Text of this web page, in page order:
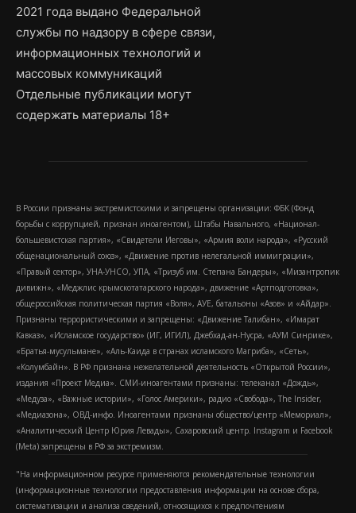
2021 года выдано Федеральной
службы по надзору в сфере связи,
информационных технологий и
массовых коммуникаций
Отдельные публикации могут
содержать материалы 18+
В России признаны экстремистскими и запрещены организации: ФБК (Фонд
борьбы с коррупцией, признан иноагентом), Штабы Навального, «Национал-
большевистская партия», «Свидетели Иеговы», «Армия воли народа», «Русский
общенациональный союз», «Движение против нелегальной иммиграции»,
«Правый сектор», УНА-УНСО, УПА, «Тризуб им. Степана Бандеры», «Мизантропик
дивижн», «Меджлис крымскотатарского народа», движение «Артподготовка»,
общероссийская политическая партия «Воля», АУЕ, батальоны «Азов» и «Айдар».
Признаны террористическими и запрещены: «Движение Талибан», «Имарат
Кавказ», «Исламское государство» (ИГ, ИГИЛ), Джебхад-ан-Нусра, «АУМ Синрике»,
«Братья-мусульмане», «Аль-Каида в странах исламского Магриба», «Сеть»,
«Колумбайн». В РФ признана нежелательной деятельность «Открытой России»,
издания «Проект Медиа». СМИ-иноагентами признаны: телеканал «Дождь»,
«Медуза», «Важные истории», «Голос Америки», радио «Свобода», The Insider,
«Медиазона», ОВД-инфо. Иноагентами признаны общество/центр «Мемориал»,
«Аналитический Центр Юрия Левады», Сахаровский центр. Instagram и Facebook
(Metа) запрещены в РФ за экстремизм.
"На информационном ресурсе применяются рекомендательные технологии
(информационные технологии предоставления информации на основе сбора,
систематизации и анализа сведений, относящихся к предпочтениям